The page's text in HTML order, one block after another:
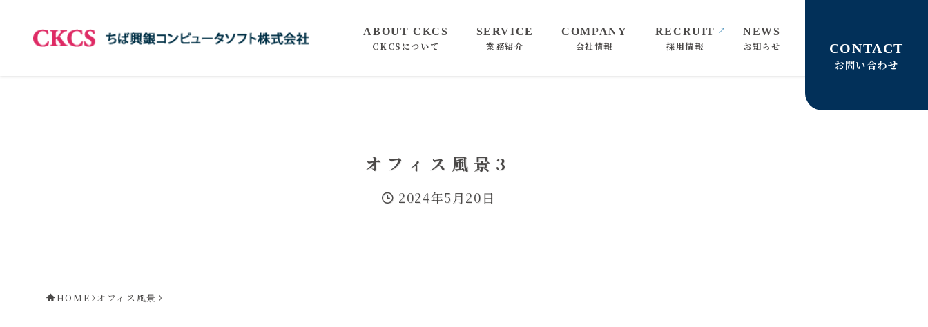
CKCSについて 業務紹介 会社情報 採用情報 お知らせ
お問い合わせ
オフィス風景3
2024年5月20日
HOME オフィス風景